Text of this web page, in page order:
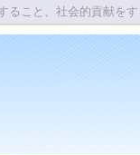
ること、社会的貢献